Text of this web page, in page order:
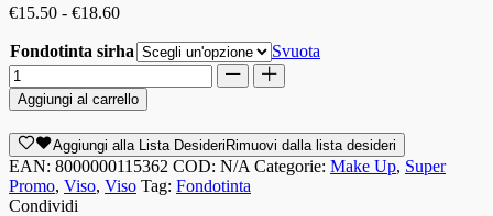
€15.50 - €18.60
Fondotinta sirha Svuota
Aggiungi al carrello
Aggiungi alla Lista Desideri Rimuovi dalla lista desideri
EAN: 8000000115362 COD: N/A Categorie: Make Up, Super
Promo, Viso, Viso Tag: Fondotinta
Condividi